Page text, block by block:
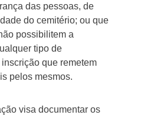
das pessoas, de
do cemitério; ou que
possibilitem a
tipo de
que remetem
pelos mesmos.
visa documentar os